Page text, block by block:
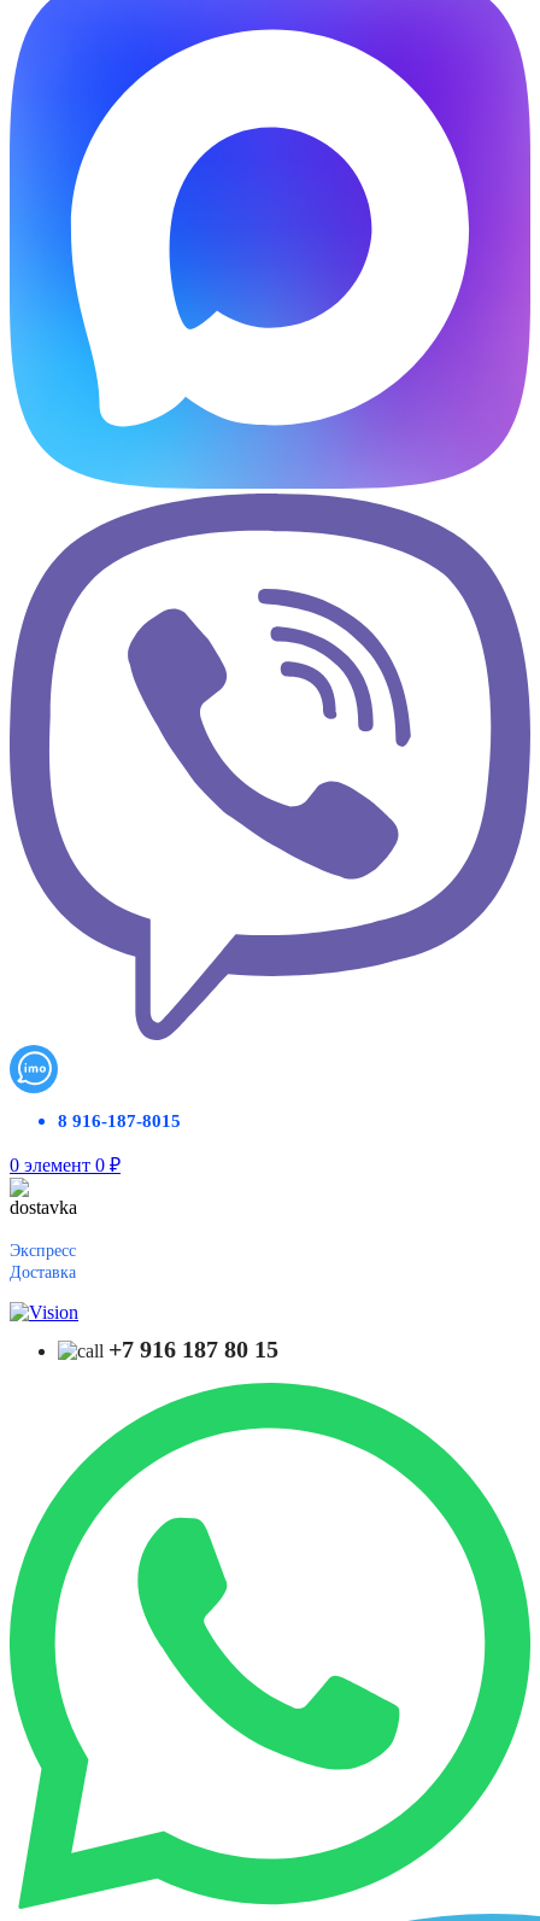
8 916-187-8015
0 элемент 0 ₽
Экспресс
Доставка
+7 916 187 80 15